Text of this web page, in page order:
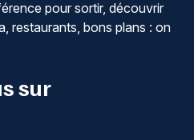
pour sortir, découvrir
restaurants, bons plans : on
sur